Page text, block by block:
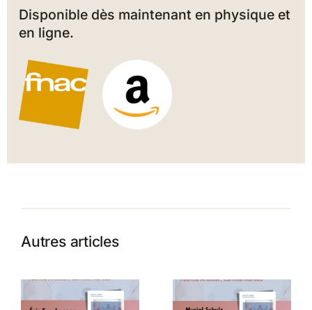
Disponible dès maintenant en physique et
en ligne.
Autres articles